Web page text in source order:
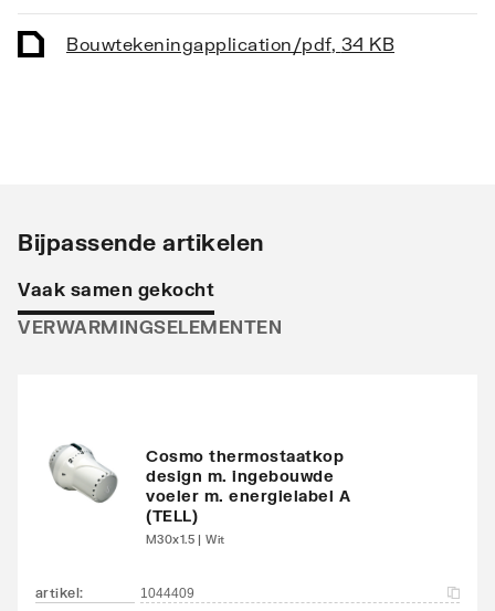
Vorm collector Rond
20°C - 55/45
70/40
N-exponent 1.242
Bouwtekeningapplication/pdf, 34 KB
Bijpassende artikelen
Vaak samen gekocht
VERWARMINGSELEMENTEN
Cosmo thermostaatkop
design m. ingebouwde
voeler m. energielabel A
(TELL)
M30x1.5 | Wit
artikel: 1044409